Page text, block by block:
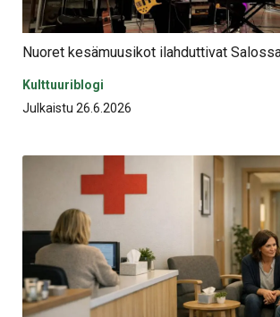
Nuoret kesämuusikot ilahduttivat
Kulttuuriblogi
Julkaistu 26.6.2026